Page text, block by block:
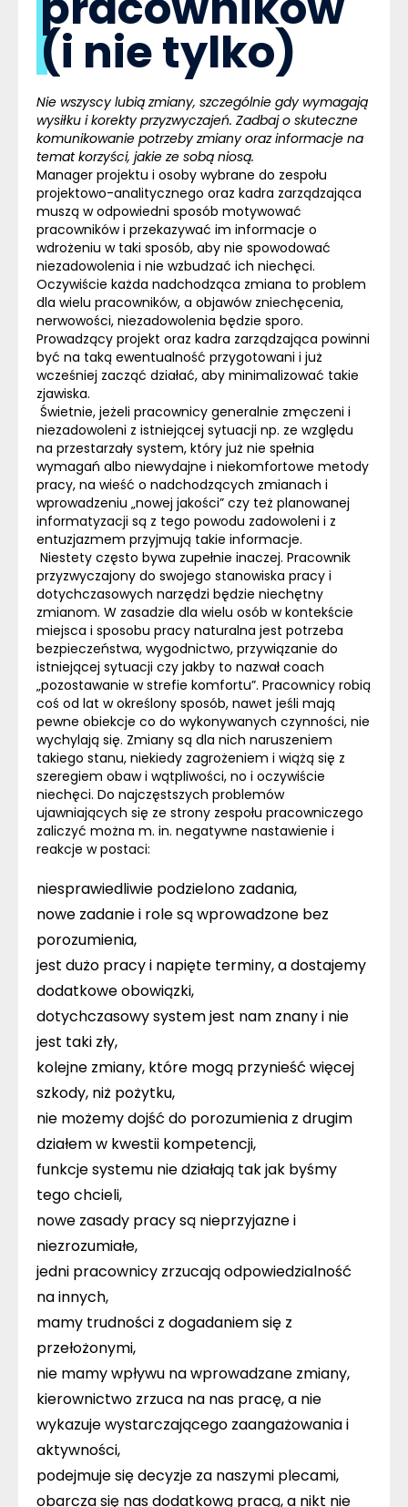
(i nie tylko)
Nie wszyscy lubią zmiany, szczególnie gdy wymagają
wysiłku i korekty przyzwyczajeń. Zadbaj o skuteczne
komunikowanie potrzeby zmiany oraz informacje na
temat korzyści, jakie ze sobą niosą.
Manager projektu i osoby wybrane do zespołu
projektowo-analitycznego oraz kadra zarządzająca
muszą w odpowiedni sposób motywować
pracowników i przekazywać im informacje o
wdrożeniu w taki sposób, aby nie spowodować
niezadowolenia i nie wzbudzać ich niechęci.
Oczywiście każda nadchodząca zmiana to problem
dla wielu pracowników, a objawów zniechęcenia,
nerwowości, niezadowolenia będzie sporo.
Prowadzący projekt oraz kadra zarządzająca powinni
być na taką ewentualność przygotowani i już
wcześniej zacząć działać, aby minimalizować takie
zjawiska.
Świetnie, jeżeli pracownicy generalnie zmęczeni i
niezadowoleni z istniejącej sytuacji np. ze względu
na przestarzały system, który już nie spełnia
wymagań albo niewydajne i niekomfortowe metody
pracy, na wieść o nadchodzących zmianach i
wprowadzeniu „nowej jakości” czy też planowanej
informatyzacji są z tego powodu zadowoleni i z
entuzjazmem przyjmują takie informacje.
Niestety często bywa zupełnie inaczej. Pracownik
przyzwyczajony do swojego stanowiska pracy i
dotychczasowych narzędzi będzie niechętny
zmianom. W zasadzie dla wielu osób w kontekście
miejsca i sposobu pracy naturalna jest potrzeba
bezpieczeństwa, wygodnictwo, przywiązanie do
istniejącej sytuacji czy jakby to nazwał coach
„pozostawanie w strefie komfortu”. Pracownicy robią
coś od lat w określony sposób, nawet jeśli mają
pewne obiekcje co do wykonywanych czynności, nie
wychylają się. Zmiany są dla nich naruszeniem
takiego stanu, niekiedy zagrożeniem i wiążą się z
szeregiem obaw i wątpliwości, no i oczywiście
niechęci. Do najczęstszych problemów
ujawniających się ze strony zespołu pracowniczego
zaliczyć można m. in. negatywne nastawienie i
reakcje w postaci:
niesprawiedliwie podzielono zadania,
nowe zadanie i role są wprowadzone bez
porozumienia,
jest dużo pracy i napięte terminy, a dostajemy
dodatkowe obowiązki,
dotychczasowy system jest nam znany i nie
jest taki zły,
kolejne zmiany, które mogą przynieść więcej
szkody, niż pożytku,
nie możemy dojść do porozumienia z drugim
działem w kwestii kompetencji,
funkcje systemu nie działają tak jak byśmy
tego chcieli,
nowe zasady pracy są nieprzyjazne i
niezrozumiałe,
jedni pracownicy zrzucają odpowiedzialność
na innych,
mamy trudności z dogadaniem się z
przełożonymi,
nie mamy wpływu na wprowadzane zmiany,
kierownictwo zrzuca na nas pracę, a nie
wykazuje wystarczającego zaangażowania i
aktywności,
podejmuje się decyzje za naszymi plecami,
obarcza się nas dodatkową pracą, a nikt nie